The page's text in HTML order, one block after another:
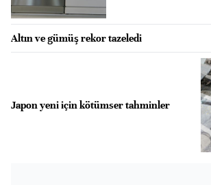
Altın ve gümüş rekor tazeledi
Japon yeni için kötümser tahminler